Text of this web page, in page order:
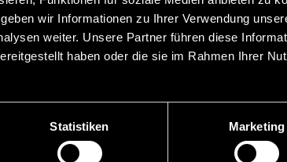
wir Informationen zu Ihrer Verwendung
weiter. Unsere Partner führen diese
haben oder die sie im Rahmen Ihrer
Statistiken Marketing
beachten müssen
5 August, 2026
TGI AG | Update Strafverfahren
30 Juli, 2026
Chambers High NetWorth
Rankings 2026